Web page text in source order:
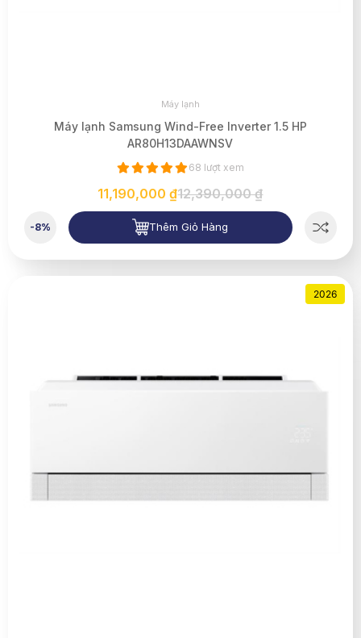
Máy lạnh
Máy lạnh Samsung Wind-Free Inverter 1.5 HP
AR80H13DAAWNSV
68 lượt xem
11,190,000 ₫12,390,000 ₫
-8% Thêm Giỏ Hàng
2026